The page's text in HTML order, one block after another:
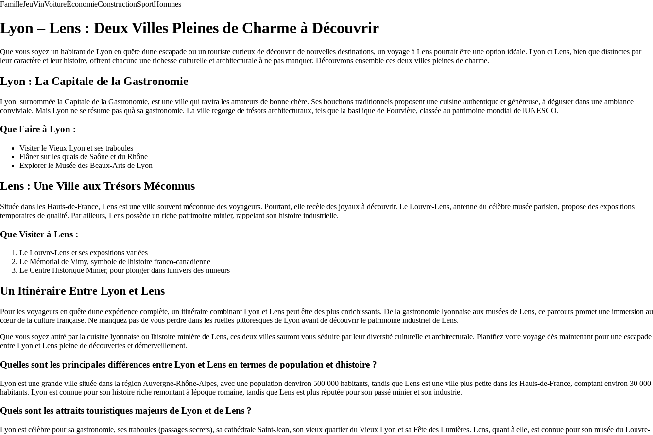
FamilleJeuVinVoitureÉconomieConstructionSportHommes
Lyon – Lens : Deux Villes Pleines de Charme à Découvrir
Que vous soyez un habitant de Lyon en quête dune escapade ou un touriste curieux de découvrir de nouvelles destinations, un voyage à Lens pourrait être une option idéale. Lyon et Lens, bien que distinctes par
leur caractère et leur histoire, offrent chacune une richesse culturelle et architecturale à ne pas manquer. Découvrons ensemble ces deux villes pleines de charme.
Lyon : La Capitale de la Gastronomie
Lyon, surnommée la Capitale de la Gastronomie, est une ville qui ravira les amateurs de bonne chère. Ses bouchons traditionnels proposent une cuisine authentique et généreuse, à déguster dans une ambiance
conviviale. Mais Lyon ne se résume pas quà sa gastronomie. La ville regorge de trésors architecturaux, tels que la basilique de Fourvière, classée au patrimoine mondial de lUNESCO.
Que Faire à Lyon :
Visiter le Vieux Lyon et ses traboules
Flâner sur les quais de Saône et du Rhône
Explorer le Musée des Beaux-Arts de Lyon
Lens : Une Ville aux Trésors Méconnus
Située dans les Hauts-de-France, Lens est une ville souvent méconnue des voyageurs. Pourtant, elle recèle des joyaux à découvrir. Le Louvre-Lens, antenne du célèbre musée parisien, propose des expositions
temporaires de qualité. Par ailleurs, Lens possède un riche patrimoine minier, rappelant son histoire industrielle.
Que Visiter à Lens :
Le Louvre-Lens et ses expositions variées
Le Mémorial de Vimy, symbole de lhistoire franco-canadienne
Le Centre Historique Minier, pour plonger dans lunivers des mineurs
Un Itinéraire Entre Lyon et Lens
Pour les voyageurs en quête dune expérience complète, un itinéraire combinant Lyon et Lens peut être des plus enrichissants. De la gastronomie lyonnaise aux musées de Lens, ce parcours promet une immersion au
cœur de la culture française. Ne manquez pas de vous perdre dans les ruelles pittoresques de Lyon avant de découvrir le patrimoine industriel de Lens.
Que vous soyez attiré par la cuisine lyonnaise ou lhistoire minière de Lens, ces deux villes sauront vous séduire par leur diversité culturelle et architecturale. Planifiez votre voyage dès maintenant pour une escapade
entre Lyon et Lens pleine de découvertes et démerveillement.
Quelles sont les principales différences entre Lyon et Lens en termes de population et dhistoire ?
Lyon est une grande ville située dans la région Auvergne-Rhône-Alpes, avec une population denviron 500 000 habitants, tandis que Lens est une ville plus petite dans les Hauts-de-France, comptant environ 30 000
habitants. Lyon est connue pour son histoire riche remontant à lépoque romaine, tandis que Lens est plus réputée pour son passé minier et son industrie.
Quels sont les attraits touristiques majeurs de Lyon et de Lens ?
Lyon est célèbre pour sa gastronomie, ses traboules (passages secrets), sa cathédrale Saint-Jean, son vieux quartier du Vieux Lyon et sa Fête des Lumières. Lens, quant à elle, est connue pour son musée du Louvre-